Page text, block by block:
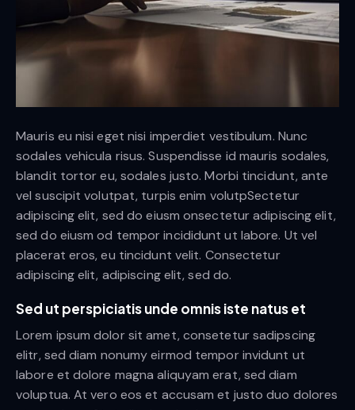
Mauris eu nisi eget nisi imperdiet vestibulum. Nunc
sodales vehicula risus. Suspendisse id mauris sodales,
blandit tortor eu, sodales justo. Morbi tincidunt, ante
vel suscipit volutpat, turpis enim volutpSectetur
adipiscing elit, sed do eiusm onsectetur adipiscing elit,
sed do eiusm od tempor incididunt ut labore. Ut vel
placerat eros, eu tincidunt velit. Consectetur
adipiscing elit, adipiscing elit, sed do.
Sed ut perspiciatis unde omnis iste natus et
Lorem ipsum dolor sit amet, consetetur sadipscing
elitr, sed diam nonumy eirmod tempor invidunt ut
labore et dolore magna aliquyam erat, sed diam
voluptua. At vero eos et accusam et justo duo dolores